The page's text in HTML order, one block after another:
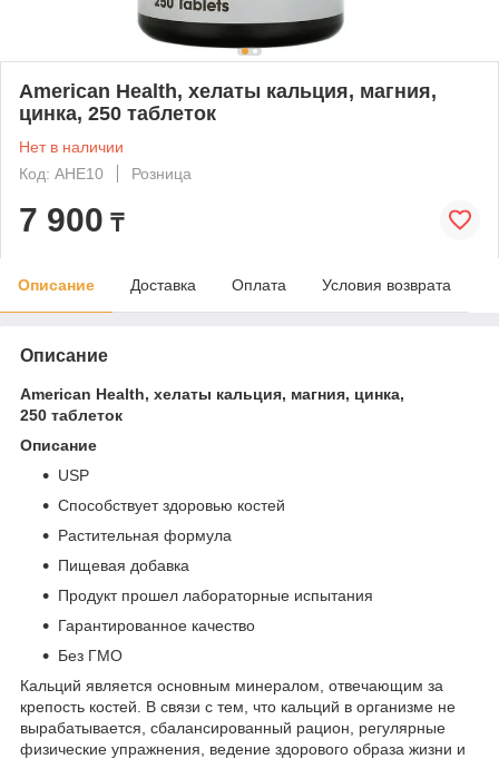
American Health, хелаты кальция, магния,
цинка, 250 таблеток
Нет в наличии
Код: AHE10
Розница
7 900 ₸
Описание Доставка Оплата Условия возврата
Описание
American Health, хелаты кальция, магния, цинка,
250 таблеток
Описание
USP
Способствует здоровью костей
Растительная формула
Пищевая добавка
Продукт прошел лабораторные испытания
Гарантированное качество
Без ГМО
Кальций является основным минералом, отвечающим за
крепость костей. В связи с тем, что кальций в организме не
вырабатывается, сбалансированный рацион, регулярные
физические упражнения, ведение здорового образа жизни и